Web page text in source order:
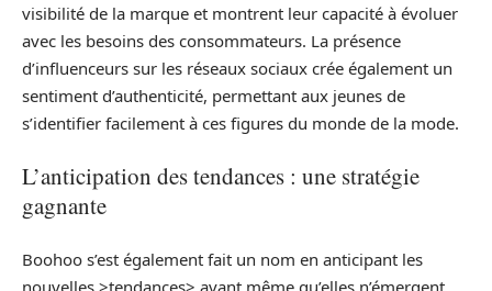
visibilité de la marque et montrent leur capacité à évoluer
avec les besoins des consommateurs. La présence
d’influenceurs sur les réseaux sociaux crée également un
sentiment d’authenticité, permettant aux jeunes de
s’identifier facilement à ces figures du monde de la mode.
L’anticipation des tendances : une stratégie
gagnante
Boohoo s’est également fait un nom en anticipant les
nouvelles >tendances> avant même qu’elles n’émergent